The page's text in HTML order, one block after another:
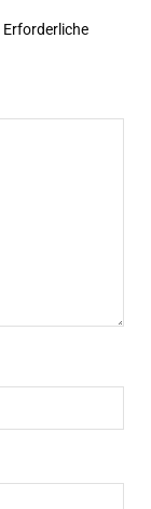
Erforderliche